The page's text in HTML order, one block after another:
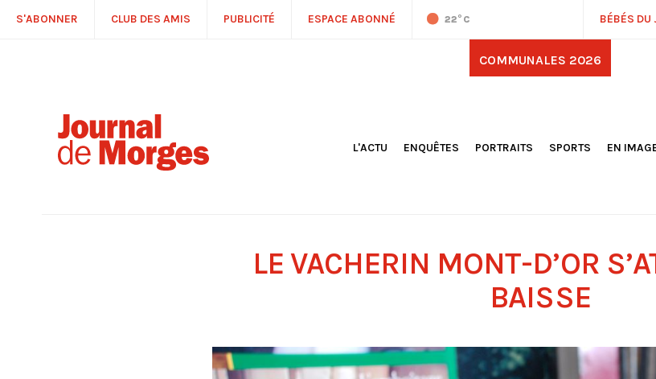
S'ABONNER CLUB DES AMIS PUBLICITÉ ESPACE ABONNÉ 22°C BÉBÉS DU
COMMUNALES 2026
L'ACTU
CULTURE
PLANÈTE
ENQUÊTES PORTRAITS
SPORTS
EN
LE VACHERIN MONT-D’OR
BAISSE